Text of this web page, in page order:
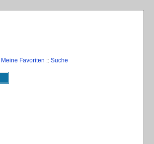
Meine Favoriten :: Suche